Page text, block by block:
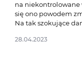
na niekontrolowane
się ono powodem
Na tak szokujące
28.04.2023